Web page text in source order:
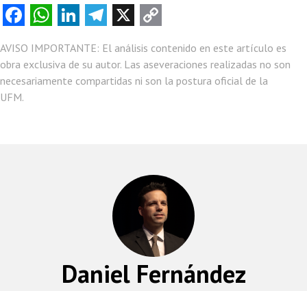
Fa
ce
b
o
W
ha
ts
A
Li
nk
e
dI
Te
le
gr
a
X
py
Li
AVISO IMPORTANTE: El análisis contenido en este artículo es
obra exclusiva de su autor. Las aseveraciones realizadas no son
necesariamente compartidas ni son la postura oficial de la
UFM.
Daniel Fernández